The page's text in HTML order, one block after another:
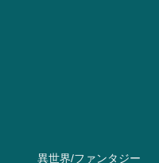
異世界/ファンタジー